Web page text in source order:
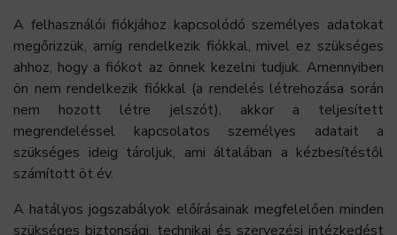
A felhasználói fiókjához kapcsolódó személyes adatokat
megőrizzük, amíg rendelkezik fiókkal, mivel ez szükséges
ahhoz, hogy a fiókot az önnek kezelni tudjuk. Amennyiben
ön nem rendelkezik fiókkal (a rendelés létrehozása során
nem hozott létre jelszót), akkor a teljesített
megrendeléssel kapcsolatos személyes adatait a
szükséges ideig tároljuk, ami általában a kézbesítéstől
számított öt év.
A hatályos jogszabályok előírásainak megfelelően minden
szükséges biztonsági, technikai és szervezési intézkedést